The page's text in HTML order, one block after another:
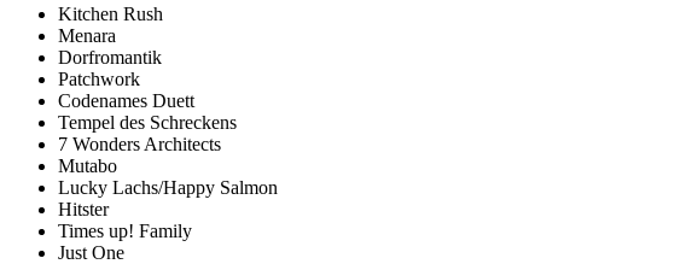
Kitchen Rush
Menara
Dorfromantik
Patchwork
Codenames Duett
Tempel des Schreckens
7 Wonders Architects
Mutabo
Lucky Lachs/Happy Salmon
Hitster
Times up! Family
Just One